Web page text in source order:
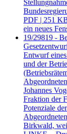
PDF | 251
ein neues
19/29819 -
Entwurf
und der
Johannes
Fraktion der
Potenziale
Birkwald,